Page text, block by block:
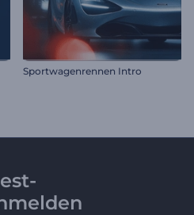
Sportwagenrennen Intro